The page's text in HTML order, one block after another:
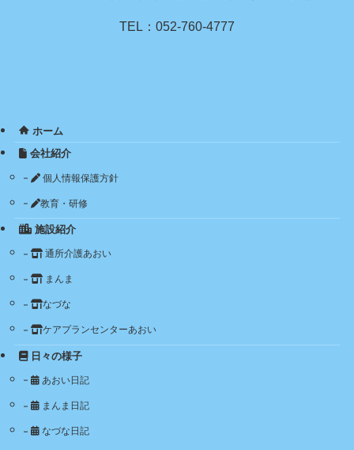
TEL：052-760-4777
ホーム
会社紹介
個人情報保護方針
教育・研修
施設紹介
通所介護あおい
まんま
なづな
ケアプランセンターあおい
日々の様子
あおい日記
まんま日記
なづな日記